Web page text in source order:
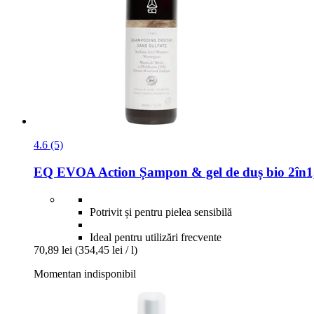
4.6 (5)
EQ EVOA Action Șampon & gel de duș bio
Potrivit și pentru pielea sensibilă
Ideal pentru utilizări frecvente
70,89 lei (354,45 lei / l)
Momentan indisponibil